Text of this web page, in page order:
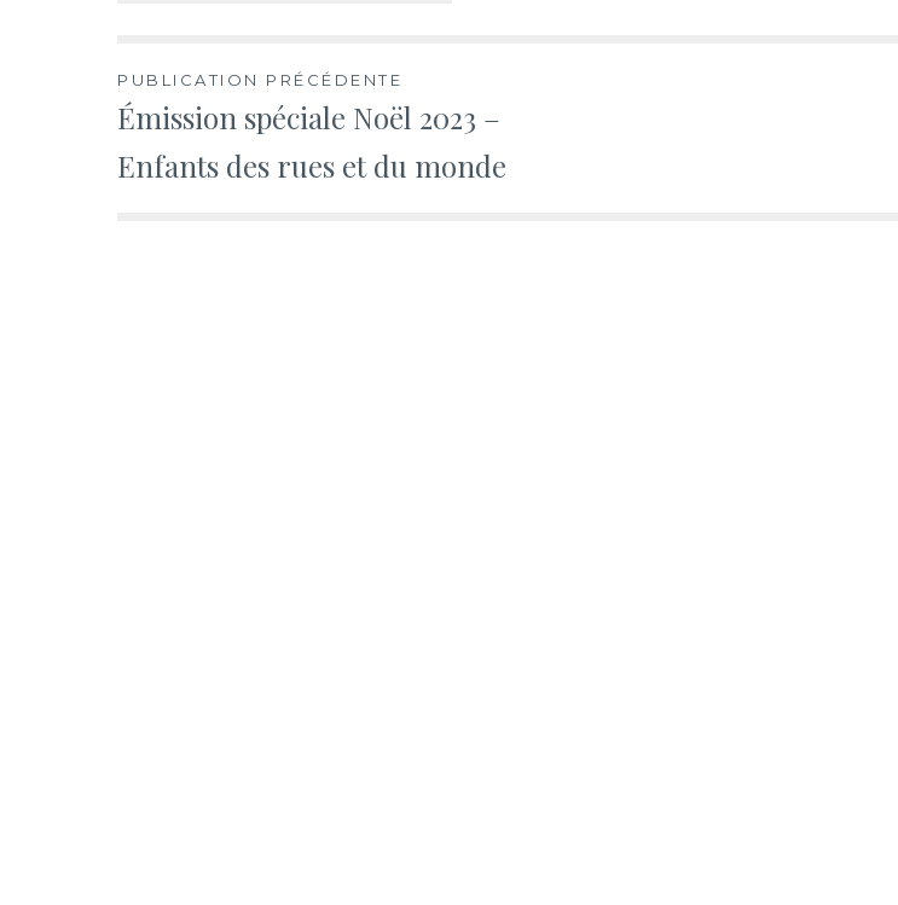
Navigation
de
PUBLICATION PRÉCÉDENTE
Émission spéciale Noël 2023 –
Enfants des rues et du monde